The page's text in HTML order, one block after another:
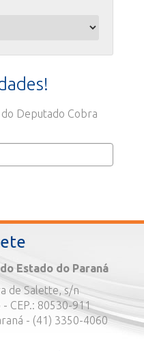
do Deputado Cobra
Estado do Paraná
de Salette, s/n
CEP.: 80530-911
- (41) 3350-4060